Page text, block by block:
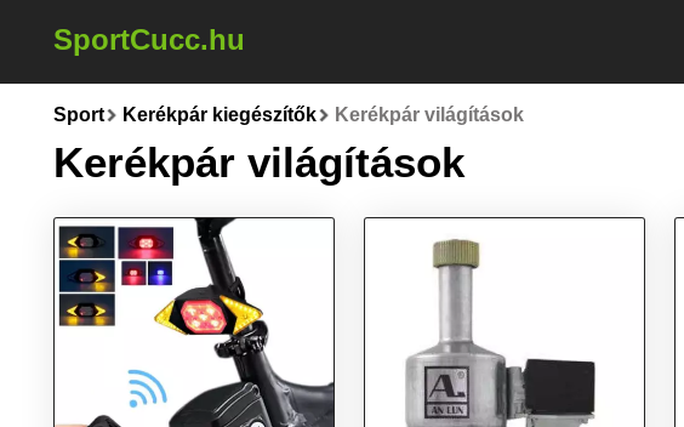
SportCucc.hu
Sport Kerékpár kiegészítők Kerékpár világítások
Kerékpár világítások